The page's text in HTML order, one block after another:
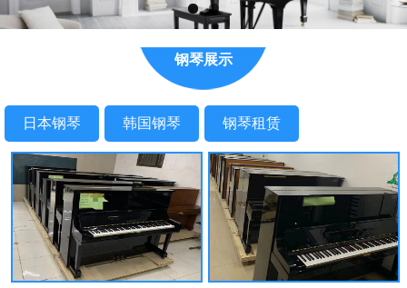
钢琴展示
日本钢琴 韩国钢琴 钢琴租赁